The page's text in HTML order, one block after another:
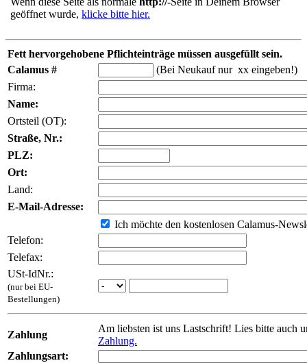
geöffnet wurde, klicke bitte hier.
Fett hervorgehobene Pflichteinträge müssen ausgefüllt sein.
Calamus #
(Bei Neukauf nur xx eingeben!)
Firma:
Name:
Ortsteil (OT):
Straße, Nr.:
PLZ:
Ort:
Land:
E-Mail-Adresse:
Ich möchte den kostenlosen Calamus-
Telefon:
Telefax:
USt-IdNr.:
(nur bei EU-
Bestellungen)
Zahlung
Am liebsten ist uns Lastschrift! Lies bitte auch
Zahlung.
Zahlungsart: